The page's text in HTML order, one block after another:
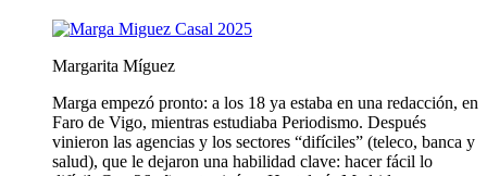
Margarita Míguez
Marga empezó pronto: a los 18 ya estaba en una redacción, en
Faro de Vigo, mientras estudiaba Periodismo. Después
vinieron las agencias y los sectores “difíciles” (teleco, banca y
salud), que le dejaron una habilidad clave: hacer fácil lo